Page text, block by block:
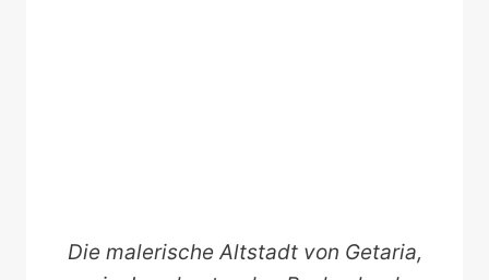
Die malerische Altstadt von Getaria,